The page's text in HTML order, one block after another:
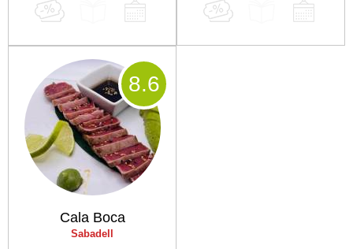
Cala Boca
Sabadell
8.6